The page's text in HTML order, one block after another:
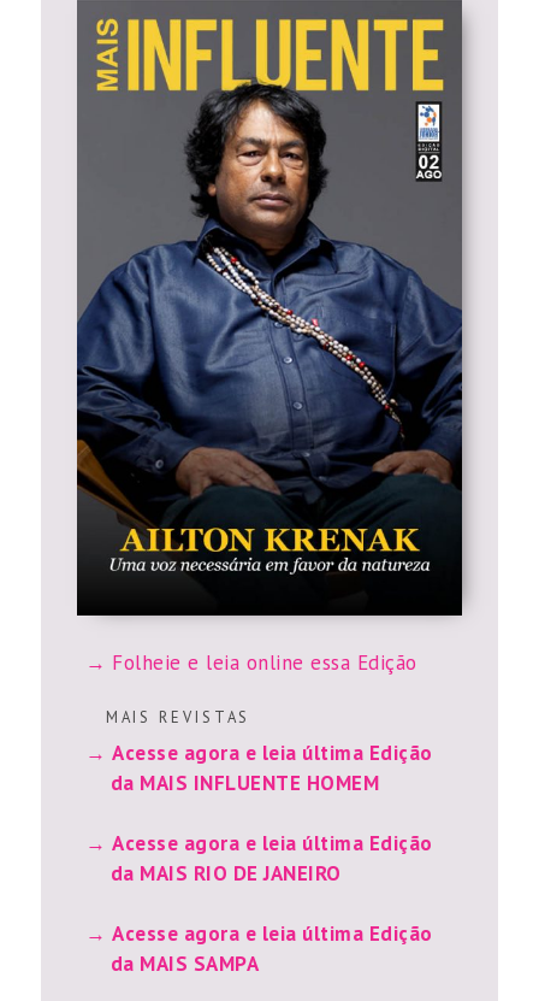
Folheie e leia online essa Edição
M A I S R E V I S T A S
Acesse agora e leia última Edição
da MAIS INFLUENTE HOMEM
Acesse agora e leia última Edição
da MAIS RIO DE JANEIRO
Acesse agora e leia última Edição
da MAIS SAMPA